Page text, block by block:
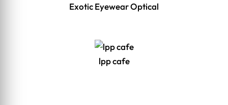
Exotic Eyewear Optical
lpp cafe